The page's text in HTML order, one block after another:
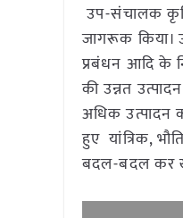
उप-संचालक
जागरूक किया।
प्रबंधन आदि के
की उन्नत
अधिक उत्पादन
हुए यांत्रिक,
बदल-बदल कर